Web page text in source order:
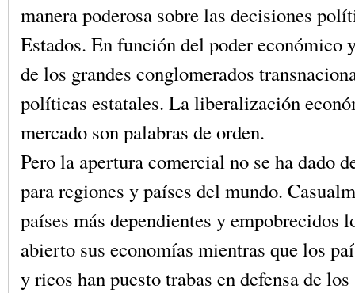
manera poderosa sobre las decisiones
Estados. En función del poder económico
de los grandes conglomerados
políticas estatales. La liberalización
mercado son palabras de orden.
Pero la apertura comercial no se ha dado
para regiones y países del mundo.
países más dependientes y empobrecidos
abierto sus economías mientras que los
y ricos han puesto trabas en defensa de los